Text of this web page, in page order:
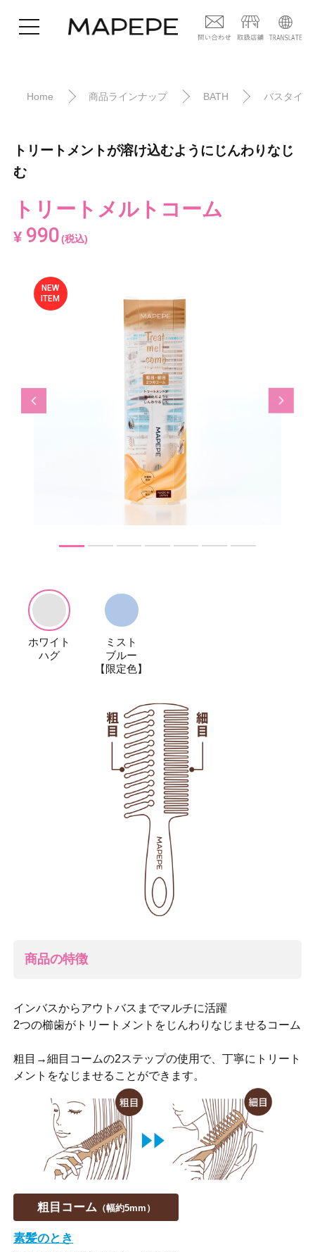
Home 商品ラインナップ BATH バスタイ
トリートメントが溶け込むようにじんわりなじ
む
トリートメルトコーム
¥ 990 (税込)
Previous Next
ホワイト
ハグ
ミスト
ブルー
【限定色】
商品の特徴
インバスからアウトバスまでマルチに活躍
2つの櫛歯がトリートメントをじんわりなじませるコーム
粗目→細目コームの2ステップの使用で、丁寧にトリート
メントをなじませることができます。
粗目コーム（幅約5mm）
素髪のとき